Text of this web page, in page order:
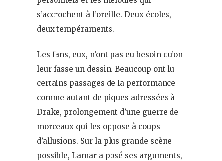
s’accrochent à l’oreille. Deux écoles,
deux tempéraments.
Les fans, eux, n’ont pas eu besoin qu’on
leur fasse un dessin. Beaucoup ont lu
certains passages de la performance
comme autant de piques adressées à
Drake, prolongement d’une guerre de
morceaux qui les oppose à coups
d’allusions. Sur la plus grande scène
possible, Lamar a posé ses arguments,